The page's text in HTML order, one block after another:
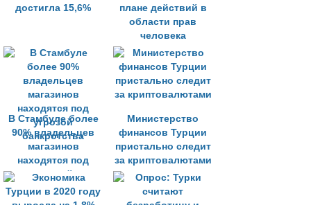
достигла 15,6%
плане действий в
области прав
человека
В Стамбуле более
90% владельцев
магазинов
находятся под
угрозой
банкротства
Министерство
финансов Турции
пристально следит
за криптовалютами